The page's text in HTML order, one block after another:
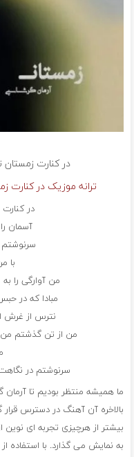
در کنارت زمستان
ترانه موزیک در کنارت
در کنارت
آسمان
با
من آوارگی را
مبادا که در
نترس از غرش
من از تن گذشتم من
سرنوشتم در
ما همیشه منتظر بودیم تا
بالاخره آن آهنگ در دسترس قرار
بیشتر از هرچیزی تجربه ای
به نمایش می گذارد. با استفاده